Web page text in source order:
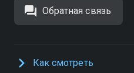
Обратная связь
Как смотреть